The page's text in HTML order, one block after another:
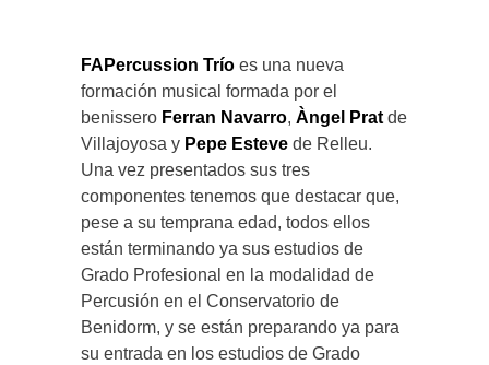
FAPercussion Trío es una nueva
formación musical formada por el
benissero Ferran Navarro, Àngel Prat de
Villajoyosa y Pepe Esteve de Relleu.
Una vez presentados sus tres
componentes tenemos que destacar que,
pese a su temprana edad, todos ellos
están terminando ya sus estudios de
Grado Profesional en la modalidad de
Percusión en el Conservatorio de
Benidorm, y se están preparando ya para
su entrada en los estudios de Grado